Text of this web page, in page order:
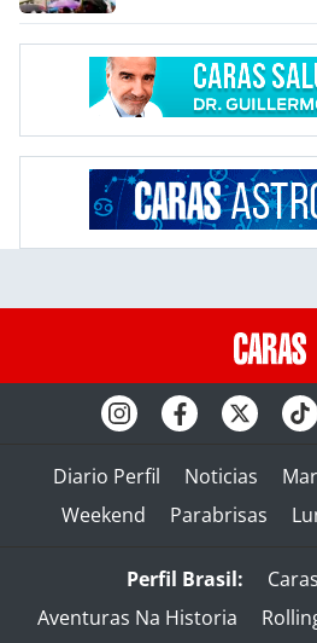
Diario Perfil Noticias
Weekend
Parabrisas
Perfil Brasil: Caras
Aventuras Na Historia